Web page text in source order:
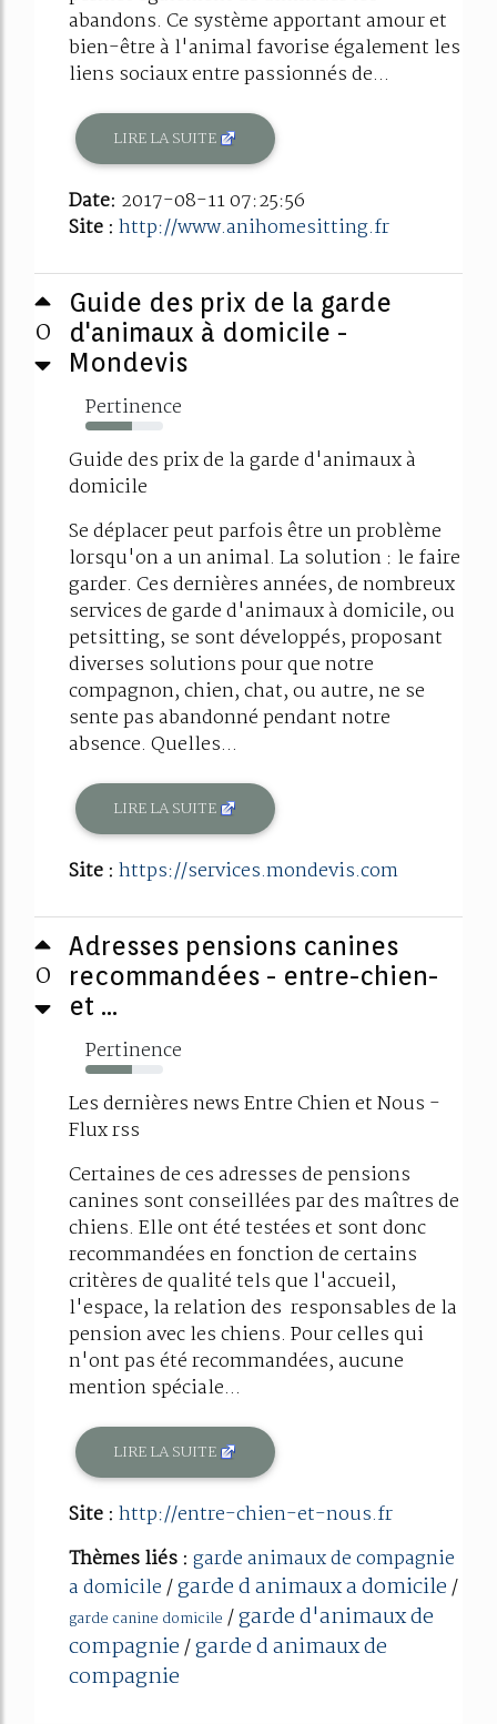
abandons. Ce système apportant amour et
bien-être à l'animal favorise également les
liens sociaux entre passionnés de...
LIRE LA SUITE
Date: 2017-08-11 07:25:56
Site : http://www.anihomesitting.fr
0
Guide des prix de la garde
d'animaux à domicile -
Mondevis
Pertinence
60%
Guide des prix de la garde d'animaux à
domicile
Se déplacer peut parfois être un problème
lorsqu'on a un animal. La solution : le faire
garder. Ces dernières années, de nombreux
services de garde d'animaux à domicile, ou
petsitting, se sont développés, proposant
diverses solutions pour que notre
compagnon, chien, chat, ou autre, ne se
sente pas abandonné pendant notre
absence. Quelles...
LIRE LA SUITE
Site : https://services.mondevis.com
0
Adresses pensions canines
recommandées - entre-chien-
et ...
Pertinence
60%
Les dernières news Entre Chien et Nous -
Flux rss
Certaines de ces adresses de pensions
canines sont conseillées par des maîtres de
chiens. Elle ont été testées et sont donc
recommandées en fonction de certains
critères de qualité tels que l'accueil,
l'espace, la relation des responsables de la
pension avec les chiens. Pour celles qui
n'ont pas été recommandées, aucune
mention spéciale...
LIRE LA SUITE
Site : http://entre-chien-et-nous.fr
Thèmes liés : garde animaux de compagnie
a domicile/garde d animaux a domicile/
garde canine domicile /garde d'animaux de
compagnie/garde d animaux de
compagnie